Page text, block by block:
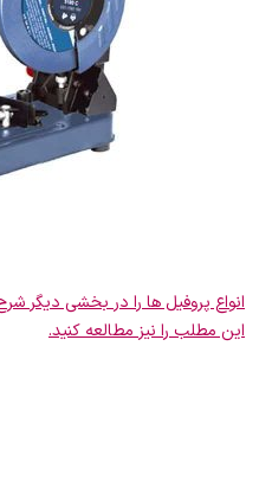
انواع پروفیل ها را در بخشی دیگر
این مطلب را نیز مطالعه کنید.